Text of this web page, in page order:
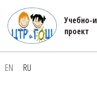
Учебно-
проект
EN RU